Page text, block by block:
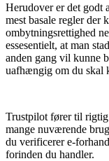
Herudover er det godt
mest basale regler der
ombytningsrettighed
essesentielt, at man
anden gang vil kunne
uafhængig om du skal
Trustpilot fører til
mange nuværende
du verificerer e-
forinden du handler.